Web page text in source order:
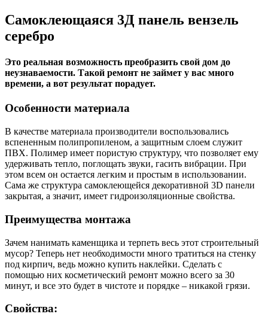
Самоклеющаяся 3Д панель вензель
серебро
Это реальная возможность преобразить свой дом до
неузнаваемости. Такой ремонт не займет у вас много
времени, а вот результат порадует.
Особенности материала
В качестве материала производители воспользовались
вспененным полипропиленом, а защитным слоем служит
ПВХ. Полимер имеет пористую структуру, что позволяет ему
удерживать тепло, поглощать звуки, гасить вибрации. При
этом всем он остается легким и простым в использовании.
Сама же структура самоклеющейся декоративной 3D панели
закрытая, а значит, имеет гидроизоляционные свойства.
Преимущества монтажа
Зачем нанимать каменщика и терпеть весь этот строительный
мусор? Теперь нет необходимости много тратиться на стенку
под кирпич, ведь можно купить наклейки. Сделать с
помощью них косметический ремонт можно всего за 30
минут, и все это будет в чистоте и порядке – никакой грязи.
Свойства: